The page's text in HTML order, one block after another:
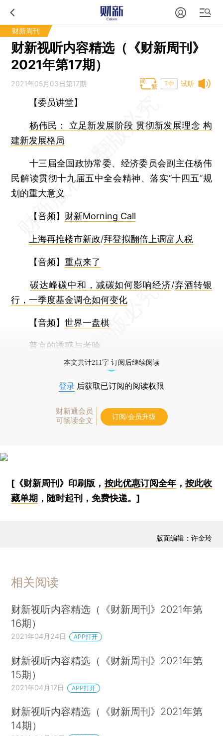
财新周刊
财新视听内容精选（《财新周刊》
2021年第17期）
试听
2021年05月03日第17期 T中
【委员讲堂】
杨伟民： 立足新发展阶段 贯彻新发展理念 构
建新发展格局
十三届全国政协常委、经济委员会副主任杨伟
民解读贯彻十九届五中全会精神、落实“十四五”规
划的重大意义
【音频】 财新Morning Call
上海再推楼市新政/拜登拟翻倍上调富人税
【音频】重点来了
碳达峰碳中和，减碳如何影响经济/弃酒转银
行，一季度基金调仓如何变化
【音频】世界一盘棋
普京的诱惑与考验
本文共计211字 订阅后继续阅读
登录 后获取已订阅的阅读权限
财新通会员
可畅读全文
订阅/会员升级
[《财新周刊》印刷版， 按此优惠订阅全年， 按此收
藏单期 ，随时起刊，免费快递。]
版面编辑：许金玲
相关阅读
财新视听内容精选（《财新周刊》2021年第
16期）
2021年04月24日 APP打开
财新视听内容精选（《财新周刊》2021年第
15期）
2021年04月17日 APP打开
财新视听内容精选（《财新周刊》2021年第
14期）